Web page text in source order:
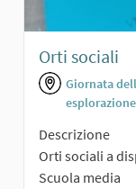
Orti sociali
Giornata
esplorazione
Descrizione
Orti sociali a
Scuola media